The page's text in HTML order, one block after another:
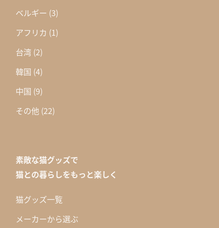
ベルギー (3)
アフリカ (1)
台湾 (2)
韓国 (4)
中国 (9)
その他 (22)
素敵な猫グッズで
猫との暮らしをもっと楽しく
猫グッズ一覧
メーカーから選ぶ